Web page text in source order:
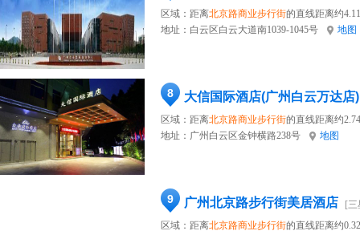
区域：距离北京路商业步行街的直线距离约
地址： 白云区白云大道南1039-1045号 地图
8 大信国际酒店(广州白云万达店)
区域：距离北京路商业步行街的直线距离约
地址： 广州白云区金钟横路238号 地图
9 广州北京路步行街美居酒店
[
区域：距离北京路商业步行街的直线距离约